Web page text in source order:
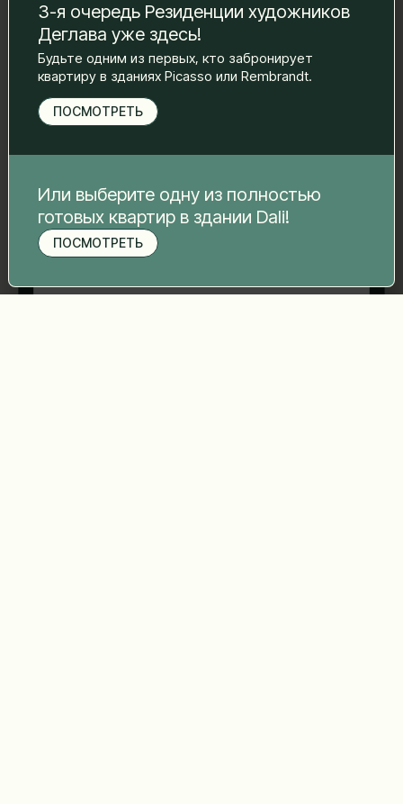
Записаться на просмотр
Электронная почта *
Номер телефона *
Ваше сообщение *
3-я очередь Резиденции художников
Деглава уже здесь!
Будьте одним из первых, кто забронирует
квартиру в зданиях Picasso или Rembrandt.
ПОСМОТРЕТЬ
Или выберите одну из полностью
готовых квартир в здании Dali!
ПОСМОТРЕТЬ